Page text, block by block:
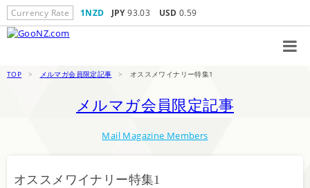
Currency Rate 1NZD JPY93.03 USD 0.59
TOP > メルマガ会員限定記事 > オススメワイナリー特集1
メルマガ会員限定記事
Mail Magazine Members
オススメワイナリー特集1